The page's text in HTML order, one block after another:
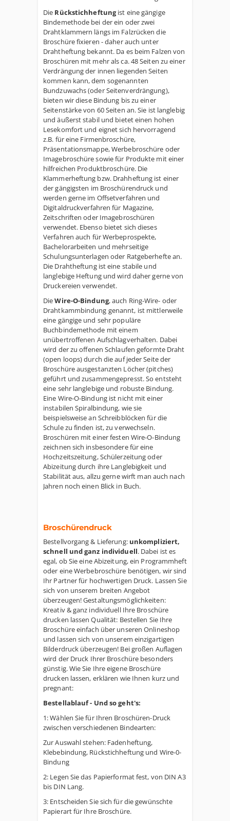
Die Rückstichheftungist eine gängige
Bindemethode bei der ein oder zwei
Drahtklammern längs im Falzrücken die
Broschüre fixieren - daher auch unter
Drahtheftung bekannt. Da es beim Falzen von
Broschüren mit mehr als ca. 48 Seiten zu einer
Verdrängung der innen liegenden Seiten
kommen kann, dem sogenannten
Bundzuwachs (oder Seitenverdrängung),
bieten wir diese Bindung bis zu einer
Seitenstärke von 60 Seiten an. Sie ist langlebig
und äußerst stabil und bietet einen hohen
Lesekomfort und eignet sich hervorragend
z.B. für eine Firmenbroschüre,
Präsentationsmappe, Werbebroschüre oder
Imagebroschüre sowie für Produkte mit einer
hilfreichen Produktbroschüre. Die
Klammerheftung bzw. Drahheftung ist einer
der gängigsten im Broschürendruck und
werden gerne im Offsetverfahren und
Digitaldruckverfahren für Magazine,
Zeitschriften oder Imagebroschüren
verwendet. Ebenso bietet sich dieses
Verfahren auch für Werbeprospekte,
Bachelorarbeiten und mehrseitige
Schulungsunterlagen oder Ratgeberhefte an.
Die Drahtheftung ist eine stabile und
langlebige Heftung und wird daher gerne von
Druckereien verwendet.
DieWire-O-Bindung, auch Ring-Wire- oder
Drahtkammbindung genannt, ist mittlerweile
eine gängige und sehr populäre
Buchbindemethode mit einem
unübertroffenen Aufschlagverhalten. Dabei
wird der zu offenen Schlaufen geformte Draht
(open loops) durch die auf jeder Seite der
Broschüre ausgestanzten Löcher (pitches)
geführt und zusammengepresst. So entsteht
eine sehr langlebige und robuste Bindung.
Eine Wire-O-Bindung ist nicht mit einer
instabilen Spiralbindung, wie sie
beispielsweise an Schreibblöcken für die
Schule zu finden ist, zu verwechseln.
Broschüren mit einer festen Wire-O-Bindung
zeichnen sich insbesondere für eine
Hochzeitszeitung, Schülerzeitung oder
Abizeitung durch ihre Langlebigkeit und
Stabilität aus, allzu gerne wirft man auch nach
Jahren noch einen Blick in Buch.
Broschürendruck
Bestellvorgang & Lieferung: unkompliziert,
schnell und ganz individuell. Dabei ist es
egal, ob Sie eine Abizeitung, ein Programmheft
oder eine Werbebroschüre benötigen, wir sind
Ihr Partner für hochwertigen Druck. Lassen Sie
sich von unserem breiten Angebot
überzeugen! Gestaltungsmöglichkeiten:
Kreativ & ganz individuell Ihre Broschüre
drucken lassen Qualität: Bestellen Sie Ihre
Broschüre einfach über unseren Onlineshop
und lassen sich von unserem einzigartigen
Bilderdruck überzeugen! Bei großen Auflagen
wird der Druck Ihrer Broschüre besonders
günstig. Wie Sie Ihre eigene Broschüre
drucken lassen, erklären wie Ihnen kurz und
pregnant:
Bestellablauf - Und so geht's:
1: Wählen Sie für Ihren Broschüren-Druck
zwischen verschiedenen Bindearten:
Zur Auswahl stehen: Fadenheftung,
Klebebindung, Rückstichheftung und Wire-0-
Bindung
2: Legen Sie das Papierformat fest, von DIN A3
bis DIN Lang.
3: Entscheiden Sie sich für die gewünschte
Papierart für Ihre Broschüre.